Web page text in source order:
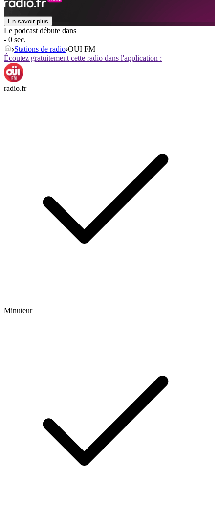
En savoir plus
Le podcast débute dans
- 0 sec.
Stations de radio OUI FM
Écoutez gratuitement cette radio dans l'application :
radio.fr
Minuteur